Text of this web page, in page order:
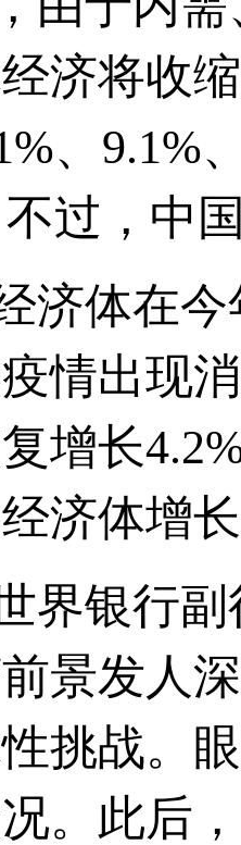
济将收
、9.1%
过，中
济体在
情出现
增长
济体增
界银行
景发人
挑战。
。此后